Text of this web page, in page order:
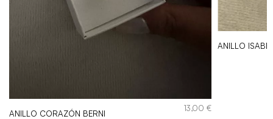
ANILLO CORAZÓN BERNI
13,00€
ANILLO